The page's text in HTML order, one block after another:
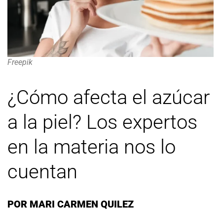
Freepik
¿Cómo afecta el azúcar
a la piel? Los expertos
en la materia nos lo
cuentan
POR MARI CARMEN QUILEZ